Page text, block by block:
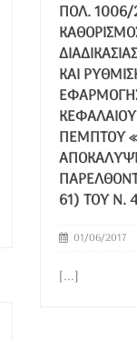
ΠΟΛ. 1006/
ΚΑΙ
ΠΈΜΠΤΟΥ
61) ΤΟΥ Ν.
01/06/2017
[...]